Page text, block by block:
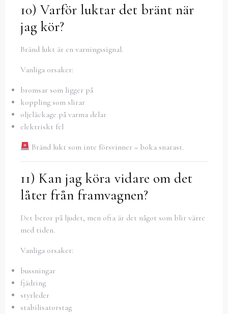
10) Varför luktar det bränt när
jag kör?
Bränd lukt är en varningssignal.
Vanliga orsaker:
bromsar som ligger på
koppling som slirar
oljeläckage på varma delar
elektriskt fel
Bränd lukt som inte försvinner = boka snarast.
11) Kan jag köra vidare om det
låter från framvagnen?
Det beror på ljudet, men ofta är det något som blir värre
med tiden.
Vanliga orsaker:
bussningar
fjädring
styrleder
stabilisatorstag